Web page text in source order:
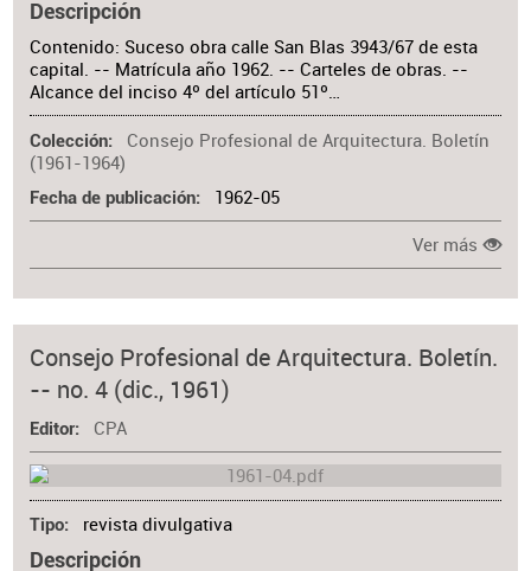
Descripción
Contenido: Suceso obra calle San Blas 3943/67 de esta
capital. -- Matrícula año 1962. -- Carteles de obras. --
Alcance del inciso 4º del artículo 51º…
Colección
Consejo Profesional de Arquitectura. Boletín
(1961-1964)
Fecha de publicación 1962-05
Ver más
Consejo Profesional de Arquitectura. Boletín.
-- no. 4 (dic., 1961)
Editor CPA
Tipo revista divulgativa
Descripción